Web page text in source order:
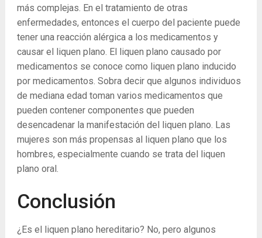
más complejas. En el tratamiento de otras
enfermedades, entonces el cuerpo del paciente puede
tener una reacción alérgica a los medicamentos y
causar el liquen plano. El liquen plano causado por
medicamentos se conoce como liquen plano inducido
por medicamentos. Sobra decir que algunos individuos
de mediana edad toman varios medicamentos que
pueden contener componentes que pueden
desencadenar la manifestación del liquen plano. Las
mujeres son más propensas al liquen plano que los
hombres, especialmente cuando se trata del liquen
plano oral.
Conclusión
¿Es el liquen plano hereditario? No, pero algunos